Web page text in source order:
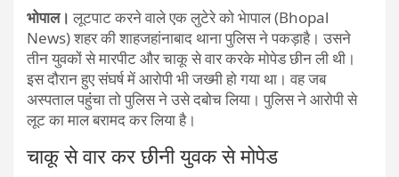
भोपाल। लूटपाट करने वाले एक लुटेरे को भेापाल (Bhopal
News) शहर की शाहजहांनाबाद थाना पुलिस ने पकड़ाहै। उसने
तीन युवकों से मारपीट और चाकू से वार करके मोपेड छीन ली थी।
इस दौरान हुए संघर्ष में आरोपी भी जख्मी हो गया था। वह जब
अस्पताल पहुंंचा तो पुलिस ने उसे दबोच लिया। पुलिस ने आरोपी से
लूट का माल बरामद कर लिया है।
चाकू से वार कर छीनी युवक से मोपेड